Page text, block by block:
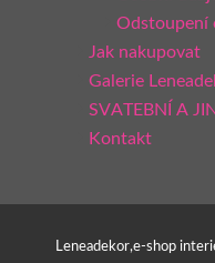
Odstoupení
Jak nakupovat
Galerie
SVATEBNÍ A
Kontakt
Leneadekor,e-shop